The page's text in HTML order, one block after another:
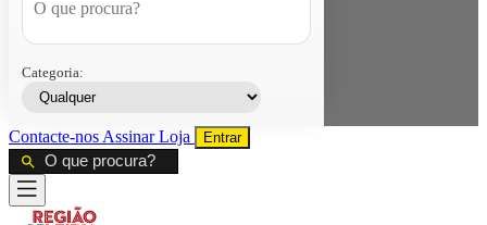
Categoria:
Contacte-nos AssinarLoja Entrar